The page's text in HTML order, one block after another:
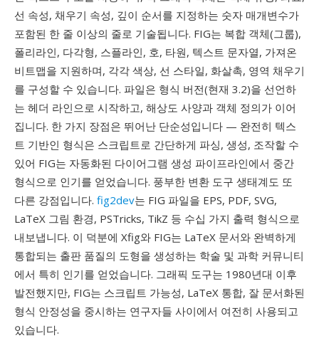
선 속성, 채우기 속성, 깊이 순서를 지정하는 숫자 매개변수가
포함된 한 줄 이상의 줄로 기술됩니다. FIG는 복합 객체(그룹),
폴리라인, 다각형, 스플라인, 호, 타원, 텍스트 문자열, 가져온
비트맵을 지원하며, 각각 색상, 선 스타일, 화살촉, 영역 채우기
를 구성할 수 있습니다. 파일은 형식 버전(현재 3.2)을 선언하
는 헤더 라인으로 시작하고, 해상도 사양과 객체 정의가 이어
집니다. 한 가지 장점은 뛰어난 단순성입니다 — 완전히 텍스
트 기반인 형식은 스크립트로 간단하게 파싱, 생성, 조작할 수
있어 FIG는 자동화된 다이어그램 생성 파이프라인에서 중간
형식으로 인기를 얻었습니다. 풍부한 변환 도구 생태계도 또
다른 강점입니다. fig2dev는 FIG 파일을 EPS, PDF, SVG,
LaTeX 그림 환경, PSTricks, TikZ 등 수십 가지 출력 형식으로
내보냅니다. 이 덕분에 Xfig와 FIG는 LaTeX 문서와 완벽하게
통합되는 출판 품질의 도형을 생성하는 학술 및 과학 커뮤니티
에서 특히 인기를 얻었습니다. 그래픽 도구는 1980년대 이후
발전했지만, FIG는 스크립트 가능성, LaTeX 통합, 잘 문서화된
형식 안정성을 중시하는 연구자들 사이에서 여전히 사용되고
있습니다.